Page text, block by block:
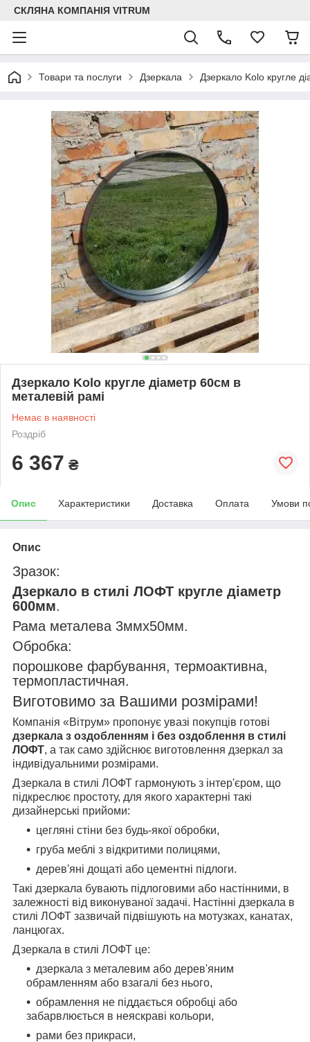
СКЛЯНА КОМПАНІЯ VITRUM
Товари та послуги Дзеркала Дзеркало Kolo кругле
Дзеркало Kolo кругле діаметр 60cм в
металевій рамі
Немає в наявності
Роздріб
6 367 ₴
Опис Характеристики Доставка Оплата Умови
Опис
Зразок:
Дзеркало в стилі ЛОФТ кругле діаметр
600мм.
Рама металева 3ммх50мм.
Обробка:
порошкове фарбування, термоактивна,
термопластичная.
Виготовимо за Вашими розмірами!
Компанія «Вітрум» пропонує увазі покупців готові
дзеркала з оздобленням і без оздоблення в стилі
ЛОФТ, а так само здійснює виготовлення дзеркал за
індивідуальними розмірами.
Дзеркала в стилі ЛОФТ гармонують з інтер'єром, що
підкреслює простоту, для якого характерні такі
дизайнерські прийоми:
цегляні стіни без будь-якої обробки,
груба меблі з відкритими полицями,
дерев'яні дощаті або цементні підлоги.
Такі дзеркала бувають підлоговими або настінними, в
залежності від виконуваної задачі. Настінні дзеркала в
стилі ЛОФТ зазвичай підвішують на мотузках, канатах,
ланцюгах.
Дзеркала в стилі ЛОФТ це:
дзеркала з металевим або дерев'яним
обрамленням або взагалі без нього,
обрамлення не піддається обробці або
забарвлюється в неяскраві кольори,
рами без прикраси,